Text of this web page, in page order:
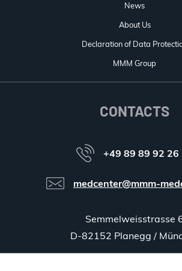
News
About Us
Declaration of Data
MMM Group
CONTACTS
+49 89 89 92 26
medcenter@mmm-
Semmelweisstrasse
D-82152 Planegg /